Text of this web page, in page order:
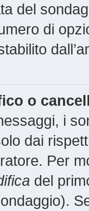
del
di
o
i
dai
Per
del